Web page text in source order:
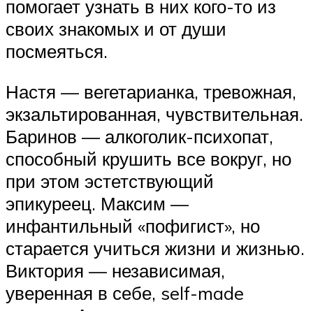
помогает узнать в них кого-то из
своих знакомых и от души
посмеяться.
Настя — вегетарианка, тревожная,
экзальтированная, чувствительная.
Баринов — алкоголик-психопат,
способный крушить все вокруг, но
при этом эстетствующий
эпикуреец. Максим —
инфантильный «пофигист», но
старается учиться жизни и жизнью.
Виктория — независимая,
уверенная в себе, self-made